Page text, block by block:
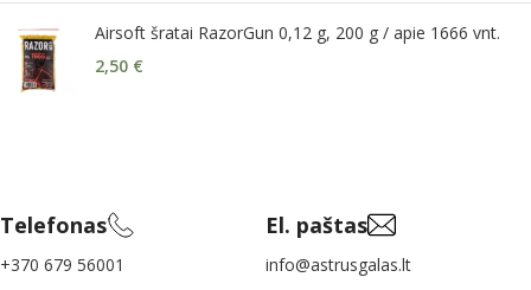
Airsoft šratai RazorGun 0,12 g, 200 g / apie 1666 vnt.
2,50 €
Telefonas
+370 679 56001
El. paštas
info@astrusgalas.lt